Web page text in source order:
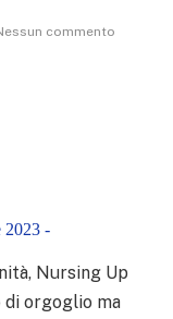
commento
2023 -
Nursing Up
di orgoglio ma